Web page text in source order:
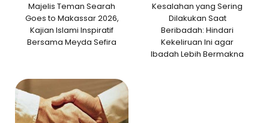
Majelis Teman Searah
Goes to Makassar 2026,
Kajian Islami Inspiratif
Bersama Meyda Sefira
Kesalahan yang Sering
Dilakukan Saat
Beribadah: Hindari
Kekeliruan Ini agar
Ibadah Lebih Bermakna